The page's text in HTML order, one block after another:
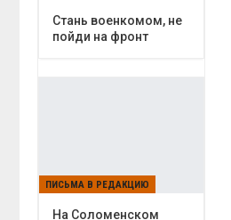
Cтань военкомом, не
пойди на фронт
ПИСЬМА В РЕДАКЦИЮ
На Соломенском